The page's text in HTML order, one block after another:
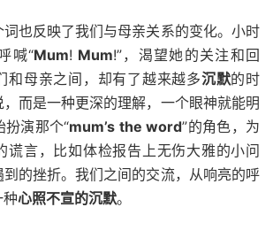
也反映了我们与母亲关系的变化。小时
喊“Mum! Mum!”，渴望她的关注和回
和母亲之间，却有了越来越多沉默的时
而是一种更深的理解，一个眼神就能明
扮演那个“mum’s the word”的角色，为
谎言，比如体检报告上无伤大雅的小问
的挫折。我们之间的交流，从响亮的呼
心照不宣的沉默。